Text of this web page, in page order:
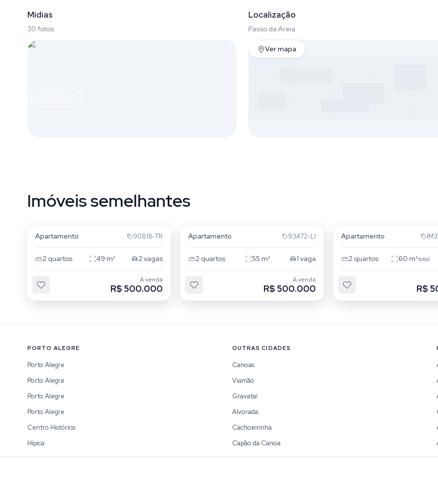
Mídias
30 fotos
Localização
Passo da Areia
Ver mapa
Imóveis semelhantes
Apartamento 90818-TR
2 quartos 49 m² 2vagas
À venda
R$ 500.000
Apartamento 93472-LI
2 quartos 55 m² 1 vaga
À venda
R$ 500.000
Apartamento
2 quartos 60 m²total
R$
PORTO ALEGRE
Porto Alegre
Porto Alegre
Porto Alegre
Porto Alegre
Centro Histórico
Hípica
OUTRAS CIDADES
Canoas
Viamão
Gravataí
Alvorada
Cachoeirinha
Capão da Canoa